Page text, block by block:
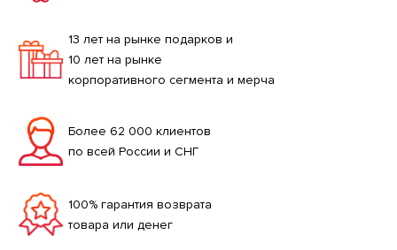
13 лет на рынке подарков и
10 лет на рынке
корпоративного сегмента и мерча
Более 62 000 клиентов
по всей России и СНГ
100% гарантия возврата
товара или денег